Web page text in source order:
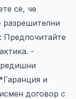
се, че
разрешителни
Предпочитайте
-
и
договор с